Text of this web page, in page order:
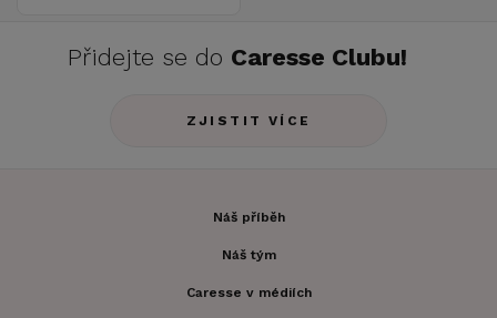
Přidejte se do Caresse Clubu!
ZJISTIT VÍCE
Náš příběh
Náš tým
Caresse v médiích